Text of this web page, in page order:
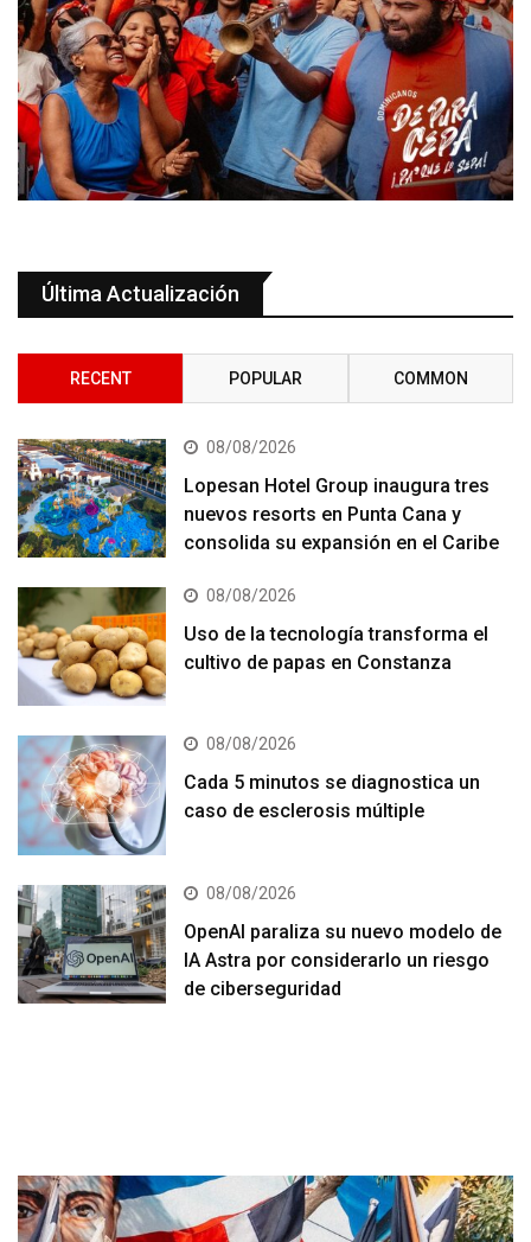
Última Actualización
RECENT POPULAR COMMON
08/08/2026
Lopesan Hotel Group inaugura tres
nuevos resorts en Punta Cana y
consolida su expansión en el Caribe
08/08/2026
Uso de la tecnología transforma el
cultivo de papas en Constanza
08/08/2026
Cada 5 minutos se diagnostica un
caso de esclerosis múltiple
08/08/2026
OpenAI paraliza su nuevo modelo de
IA Astra por considerarlo un riesgo
de ciberseguridad